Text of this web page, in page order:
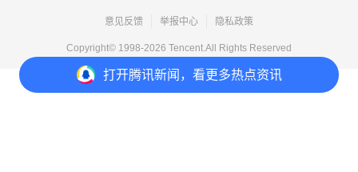
打开腾讯新闻，看更多热点资讯
意见反馈 举报中心 隐私政策
Copyright© 1998-2026 Tencent.All Rights Reserved